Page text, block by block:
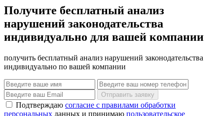
Получите бесплатный анализ
нарушений законодательства
индивидуально для вашей компании
получить бесплатный анализ нарушений законодательства
индивидуально по вашей компании
Отправить заявку
Подтверждаю согласие с правилами обработки
персональных данных и принимаю пользовательское